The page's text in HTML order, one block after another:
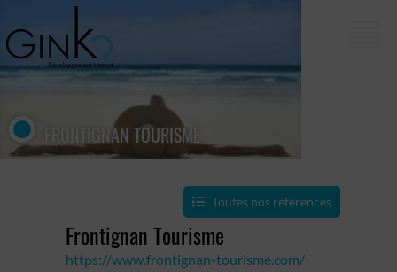
FRONTIGNAN TOURISME
Frontignan Tourisme
https://www.frontignan-tourisme.com/
Toutes nos références